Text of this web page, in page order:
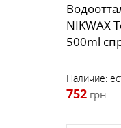
NIKWAX
500ml
Наличие:
752 грн.